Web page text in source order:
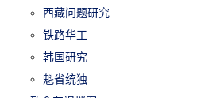
西藏问题研究
铁路华工
韩国研究
魁省统独